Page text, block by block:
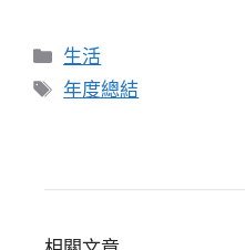
分
類
生活
標
年度總結